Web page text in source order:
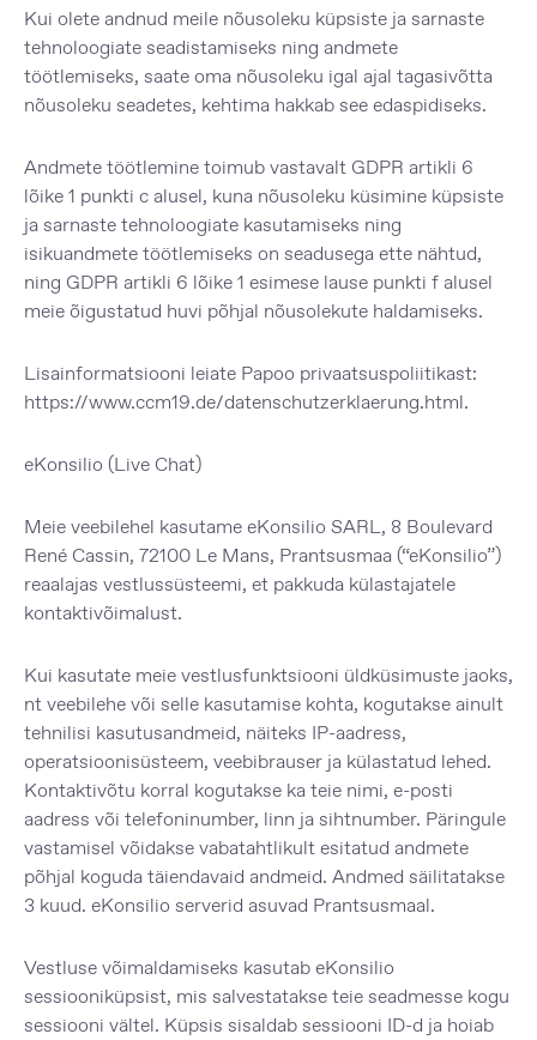
Kui olete andnud meile nõusoleku küpsiste ja sarnaste
tehnoloogiate seadistamiseks ning andmete
töötlemiseks, saate oma nõusoleku igal ajal tagasivõtta
nõusoleku seadetes, kehtima hakkab see edaspidiseks.
Andmete töötlemine toimub vastavalt GDPR artikli 6
lõike 1 punkti c alusel, kuna nõusoleku küsimine küpsiste
ja sarnaste tehnoloogiate kasutamiseks ning
isikuandmete töötlemiseks on seadusega ette nähtud,
ning GDPR artikli 6 lõike 1 esimese lause punkti f alusel
meie õigustatud huvi põhjal nõusolekute haldamiseks.
Lisainformatsiooni leiate Papoo privaatsuspoliitikast:
https://www.ccm19.de/datenschutzerklaerung.html.
eKonsilio (Live Chat)
Meie veebilehel kasutame eKonsilio SARL, 8 Boulevard
René Cassin, 72100 Le Mans, Prantsusmaa (“eKonsilio”)
reaalajas vestlussüsteemi, et pakkuda külastajatele
kontaktivõimalust.
Kui kasutate meie vestlusfunktsiooni üldküsimuste jaoks,
nt veebilehe või selle kasutamise kohta, kogutakse ainult
tehnilisi kasutusandmeid, näiteks IP-aadress,
operatsioonisüsteem, veebibrauser ja külastatud lehed.
Kontaktivõtu korral kogutakse ka teie nimi, e-posti
aadress või telefoninumber, linn ja sihtnumber. Päringule
vastamisel võidakse vabatahtlikult esitatud andmete
põhjal koguda täiendavaid andmeid. Andmed säilitatakse
3 kuud. eKonsilio serverid asuvad Prantsusmaal.
Vestluse võimaldamiseks kasutab eKonsilio
sessiooniküpsist, mis salvestatakse teie seadmesse kogu
sessiooni vältel. Küpsis sisaldab sessiooni ID-d ja hoiab